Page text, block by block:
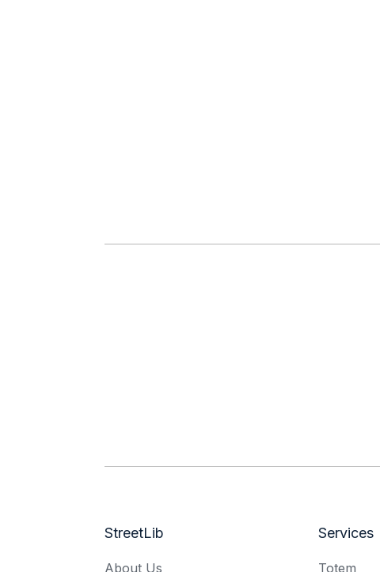
StreetLib
About Us
Services
Totem